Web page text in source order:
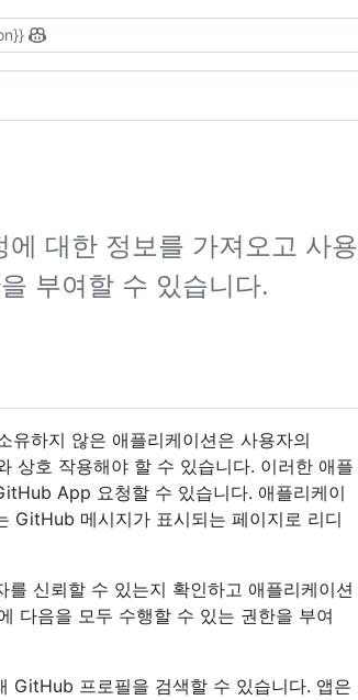
대한 정보를 가져오고 사용
부여할 수 있습니다.
하지 않은 애플리케이션은 사용자의
상호 작용해야 할 수 있습니다. 이러한 애플
App 요청할 수 있습니다. 애플리케이
GitHub 메시지가 표시되는 페이지로 리디
신뢰할 수 있는지 확인하고 애플리케이션
다음을 모두 수행할 수 있는 권한을 부여
프로필을 검색할 수 있습니다. 앱은